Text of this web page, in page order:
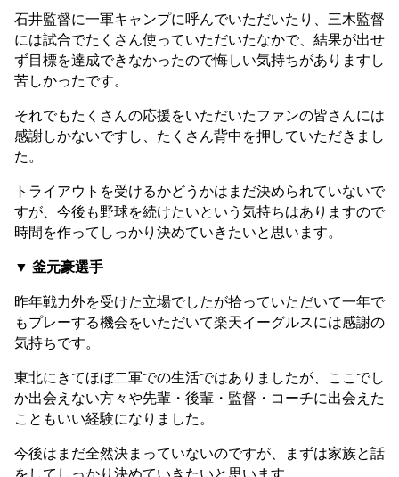
石井監督に一軍キャンプに呼んでいただいたり、三木監督
には試合でたくさん使っていただいたなかで、結果が出せ
ず目標を達成できなかったので悔しい気持ちがありますし
苦しかったです。
それでもたくさんの応援をいただいたファンの皆さんには
感謝しかないですし、たくさん背中を押していただきまし
た。
トライアウトを受けるかどうかはまだ決められていないで
すが、今後も野球を続けたいという気持ちはありますので
時間を作ってしっかり決めていきたいと思います。
▼ 釜元豪選手
昨年戦力外を受けた立場でしたが拾っていただいて一年で
もプレーする機会をいただいて楽天イーグルスには感謝の
気持ちです。
東北にきてほぼ二軍での生活ではありましたが、ここでし
か出会えない方々や先輩・後輩・監督・コーチに出会えた
こともいい経験になりました。
今後はまだ全然決まっていないのですが、まずは家族と話